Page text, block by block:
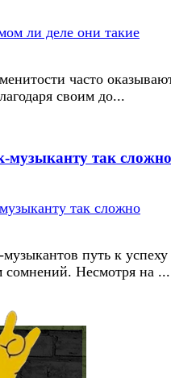
часто
своим до...
так сложно
путь к успеху
Несмотря на ...